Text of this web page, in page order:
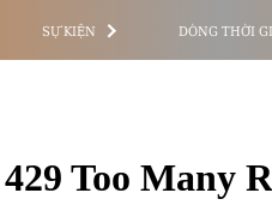
SỰ KIỆN DÒNG THỜI